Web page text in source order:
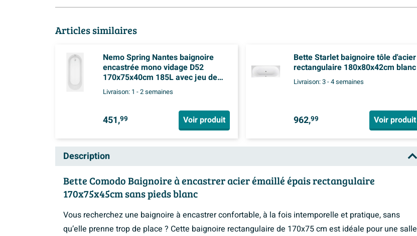
Articles similaires
Nemo Spring Nantes baignoire
encastrée mono vidage D52
170x75x40cm 185L avec jeu de
pieds acrylique blanc
Livraison: 1 - 2 semaines
451,99 Voir produit
Bette Starlet baignoire tôle d'acier
rectangulaire 180x80x42cm blanc
Livraison:3 - 4 semaines
962,99 Voir produit
Description
Bette Comodo Baignoire à encastrer acier émaillé épais rectangulaire
170x75x45cm sans pieds blanc
Vous recherchez une baignoire à encastrer confortable, à la fois intemporelle et pratique, sans
qu’elle prenne trop de place ? Cette baignoire rectangulaire de 170x75 cm est idéale pour une salle